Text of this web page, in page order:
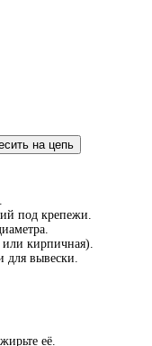
на цепь
под крепежи.
или кирпичная).
вывески.
её.